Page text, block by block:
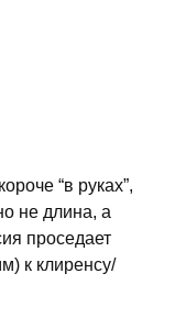
“в руках”,
не длина, а
проседает
к клиренсу/